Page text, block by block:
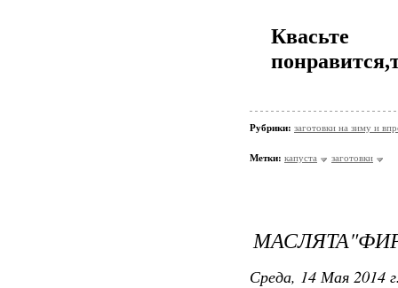
Квасьте
Рубрики: заготовки на зиму и
Метки: капуста заготовки
Среда, 14 Мая 2014